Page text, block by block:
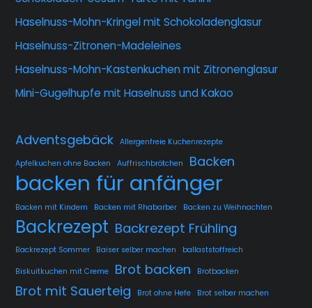
Haselnuss-Mohn-Kringel mit Schokoladenglasur
Haselnuss-Zitronen-Madeleines
Haselnuss-Mohn-Kastenkuchen mit Zitronenglasur
Mini-Gugelhupfe mit Haselnuss und Kakao
Adventsgebäck Allergenfreie Kuchenrezepte
Apfelkuchen ohne Backen Auffrischbrötchen Backen
backen für anfänger
Backen mit Kindern Backen mit Rhabarber Backen zu Weihnachten
Backrezept Backrezept Frühling
Backrezept Sommer Baiser selber machen ballaststoffreich
Biskuitkuchen mit Creme Brot backen Brotbacken
Brot mit Sauerteig Brot ohne Hefe
Brot selber machen